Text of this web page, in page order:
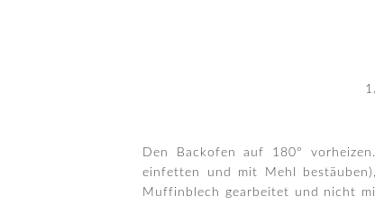
Den Backofen auf 180°
einfetten und mit Mehl
Muffinblech gearbeitet und nicht